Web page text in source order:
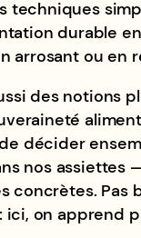
techniques
durable
arrosant ou en
des notions
décider
nos assiettes
concrètes. Pas
ici, on apprend